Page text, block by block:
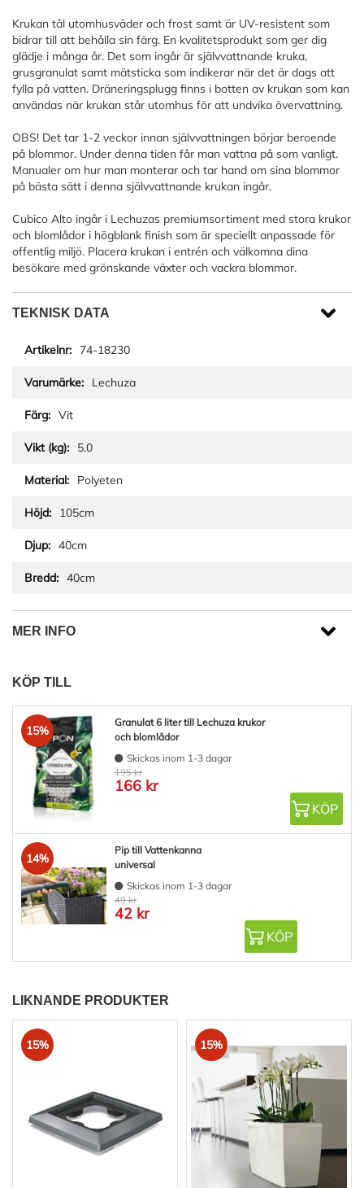
Krukan tål utomhusväder och frost samt är UV-resistent som
bidrar till att behålla sin färg. En kvalitetsprodukt som ger dig
glädje i många år. Det som ingår är självvattnande kruka,
grusgranulat samt mätsticka som indikerar när det är dags att
fylla på vatten. Dräneringsplugg finns i botten av krukan som kan
användas när krukan står utomhus för att undvika övervattning.
OBS! Det tar 1-2 veckor innan självvattningen börjar beroende
på blommor. Under denna tiden får man vattna på som vanligt.
Manualer om hur man monterar och tar hand om sina blommor
på bästa sätt i denna självvattnande krukan ingår.
Cubico Alto ingår i Lechuzas premiumsortiment med stora krukor
och blomlådor i högblank finish som är speciellt anpassade för
offentlig miljö. Placera krukan i entrén och välkomna dina
besökare med grönskande växter och vackra blommor.
TEKNISK DATA
74-18230
Lechuza
Vit
5.0
Polyeten
105cm
40cm
40cm
MER INFO
KÖP TILL
15%
Granulat 6 liter till Lechuza krukor
och blomlådor
Skickas inom 1-3 dagar
195 kr
166 kr
KÖP
14%
Pip till Vattenkanna
universal
Skickas inom 1-3 dagar
49 kr
42 kr
KÖP
LIKNANDE PRODUKTER
15% 15%